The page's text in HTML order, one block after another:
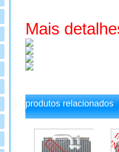
Mais
produtos relacionados